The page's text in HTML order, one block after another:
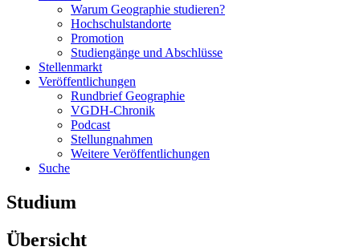
Warum Geographie studieren?
Hochschulstandorte
Promotion
Studiengänge und Abschlüsse
Stellenmarkt
Veröffentlichungen
Rundbrief Geographie
VGDH-Chronik
Podcast
Stellungnahmen
Weitere Veröffentlichungen
Suche
Studium
Übersicht